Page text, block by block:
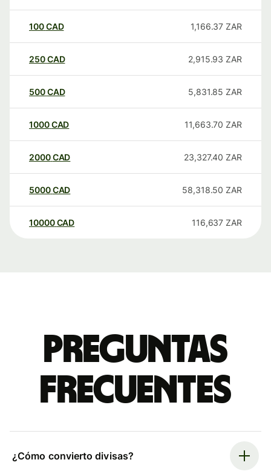
100CAD 1,166.37 ZAR
250CAD 2,915.93 ZAR
500CAD 5,831.85 ZAR
1000CAD 11,663.70 ZAR
2000CAD 23,327.40 ZAR
5000CAD 58,318.50 ZAR
10000 CAD 116,637 ZAR
Preguntas
frecuentes
¿Cómo convierto divisas?